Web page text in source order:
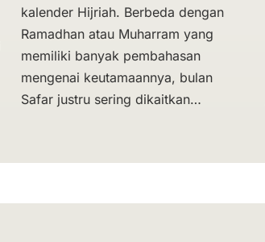
kalender Hijriah. Berbeda dengan
Ramadhan atau Muharram yang
memiliki banyak pembahasan
mengenai keutamaannya, bulan
Safar justru sering dikaitkan…